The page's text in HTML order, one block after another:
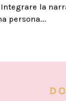
la
persona...